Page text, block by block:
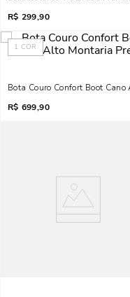
R$ 299,90
1 COR
Bota Couro Confort Boot
R$ 699,90